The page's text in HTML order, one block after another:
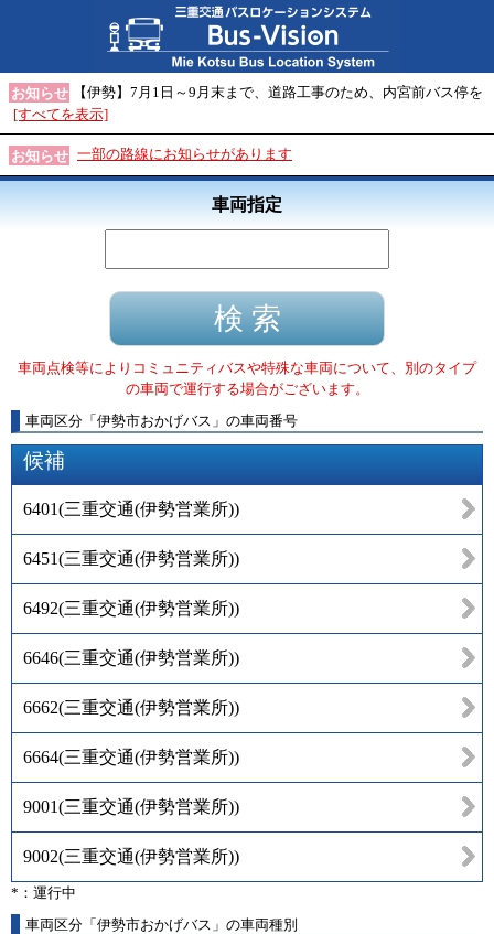
お知らせ
【伊勢】7月1日～9月末まで、道路工事のため、内宮前バス停を
[すべてを表示]
お知らせ 一部の路線にお知らせがあります
車両指定
車両点検等によりコミュニティバスや特殊な車両について、別のタイプ
の車両で運行する場合がございます。
車両区分 「 伊勢市おかげバス 」 の車両番号
候補
6401(三重交通(伊勢営業所))
6451(三重交通(伊勢営業所))
6492(三重交通(伊勢営業所))
6646(三重交通(伊勢営業所))
6662(三重交通(伊勢営業所))
6664(三重交通(伊勢営業所))
9001(三重交通(伊勢営業所))
9002(三重交通(伊勢営業所))
*：運行中
車両区分「伊勢市おかげバス」の車両種別